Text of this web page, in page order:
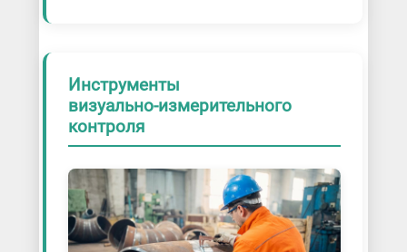
Инструменты
визуально-измерительного
контроля